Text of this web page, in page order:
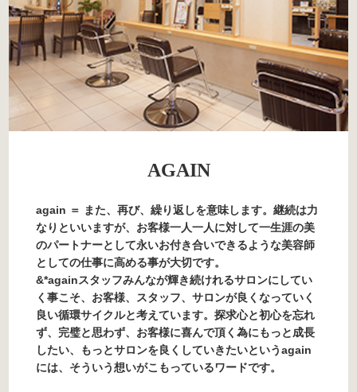
AGAIN
again ＝ また、再び、繰り返しを意味します。継続は力
なりといいますが、お客様一人一人に対して一生涯の美
のパートナーとして永いお付き合いできるような美容師
としての仕事に高める事が大切です。
&*againスタッフみんなが輝き続けれるサロンにしてい
く事こそ、お客様、スタッフ、サロンが良くなっていく
良い循環サイクルと考えています。探求心と初心を忘れ
ず、完璧と思わず、お客様に喜んで頂く為にもっと成長
したい、もっとサロンを良くしていきたいというagain
には、そういう想いがこもっているワードです。